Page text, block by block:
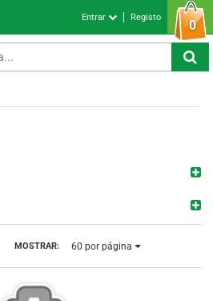
0
Entrar Registo
MOSTRAR: 60 por página